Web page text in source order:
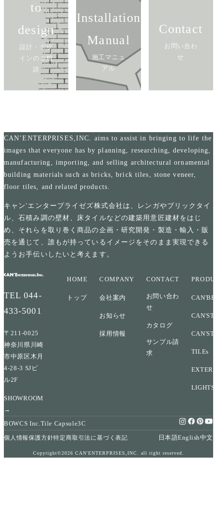
to
design
設計・デザ
インのご相
談
Installation
Manual
施工マニュ
アル
Contact
お問い合わ
せ
CAN’ENTERPRISES,INC. aims to assist in bringing to life the
images that everyone has by planning, researching, developing,
manufacturing, importing, and selling architectural ornamental
building materials such as bricks, brick tiles, stone veneer,
floor tiles, and related products.
キャン'エンタープライゼズ株式会社は、レンガやブリックタイ
ル、石積み調の壁材、床タイルなどの建築用意匠建材をはじ
め、それらを取り巻く商品の企画・研究開発・製造・輸入・販
売を通じて、誰もが持っているイメージをそのまま実現できる
ようお手伝いしたいと考えます。
TEL044-
433-5001
〒211-0025
神奈川県川崎
市中原区木月
4-28-3 SJビ
ル2F
SHOWROOM
→
HOME
トップ
COMPANY
会社案内
お知らせ
採用情報
CONTACT
お問い合わ
せ
カタログ
サンプル請
求
TILEs
LIGHTS
BOWCS Inc.Tile Capsule3C
個人情報保護方針特定商取引法に基づく表記 日本語English中文
Copyright©2026 CAN'ENTERPRISES,INC. all right reserved.